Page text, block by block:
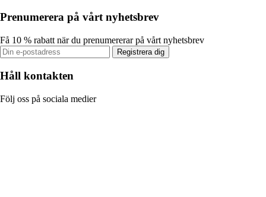
Prenumerera på vårt nyhetsbrev
Få 10 % rabatt när du prenumererar på vårt nyhetsbrev
Registrera dig
Håll kontakten
Följ oss på sociala medier